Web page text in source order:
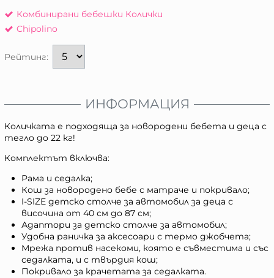
Комбинирани бебешки Колички
Chipolino
Рейтинг:
ИНФОРМАЦИЯ
Количката е подходяща за новородени бебета и деца с
тегло до 22 кг!
Комплектът включва:
Рама и седалка;
Кош за новородено бебе с матраче и покривало;
I-SIZE детско столче за автомобил за деца с
височина от 40 см до 87 см;
Адаптори за детско столче за автомобил;
Удобна раничка за аксесоари с термо джобчета;
Мрежа против насекоми, която е съвместима и със
седалката, и с твърдия кош;
Покривало за крачетата за седалката.